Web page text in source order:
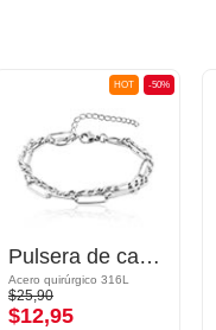
-50%
HOT
Pulsera de cadena
Acero quirúrgico 316L
$25,90
$12,95